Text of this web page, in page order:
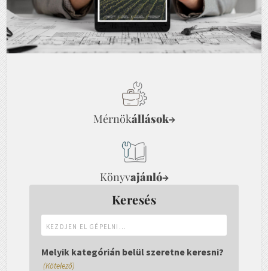
Mérnökállások→
Könyvajánló→
Keresés
el
gépelni...
Melyik kategórián belül szeretne keresni?
(Kötelező)